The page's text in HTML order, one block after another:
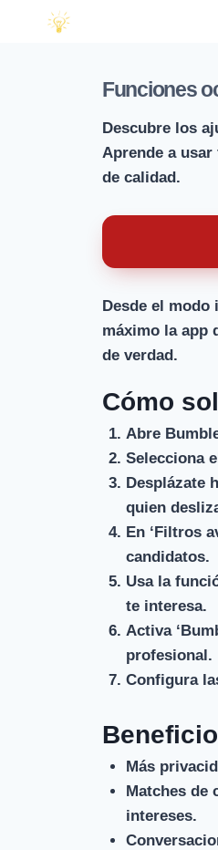
Funciones
Descubre los
Aprende a
de calidad.
Desde el
máximo la app
de verdad.
Cómo
Abre
Selecciona
Desplázate
quien
En ‘Filtros
candidatos.
Usa la
te interesa.
Activa
profesional.
Configura
Más
Matches de
intereses.